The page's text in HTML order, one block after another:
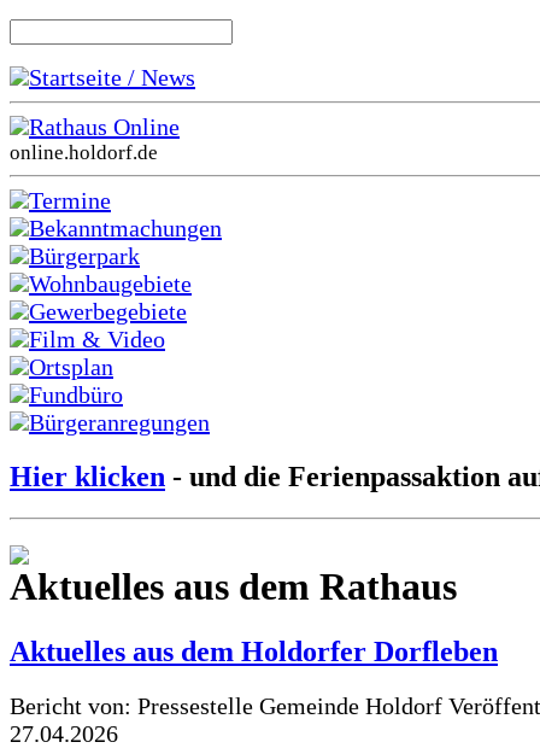
Startseite / News
Rathaus Online
online.holdorf.de
Termine
Bekanntmachungen
Bürgerpark
Wohnbaugebiete
Gewerbegebiete
Film & Video
Ortsplan
Fundbüro
Bürgeranregungen
Hier klicken - und die Ferienpassaktion
Aktuelles aus dem Rathaus
Aktuelles aus dem Holdorfer Dorfleben
Bericht von: Pressestelle Gemeinde Holdorf
27.04.2026